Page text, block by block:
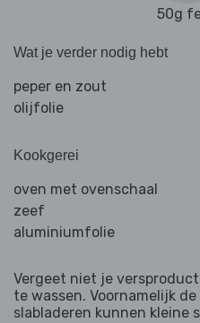
50g
Wat je verder nodig hebt
peper en zout
olijfolie
Kookgerei
oven met ovenschaal
zeef
aluminiumfolie
Vergeet niet je
te wassen. Voornamelijk
slabladeren kunnen kleine